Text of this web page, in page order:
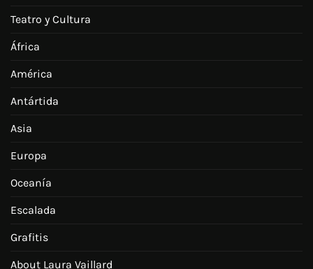
Teatro y Cultura
África
América
Antártida
Asia
Europa
Oceanía
Escalada
Grafitis
About Laura Vaillard